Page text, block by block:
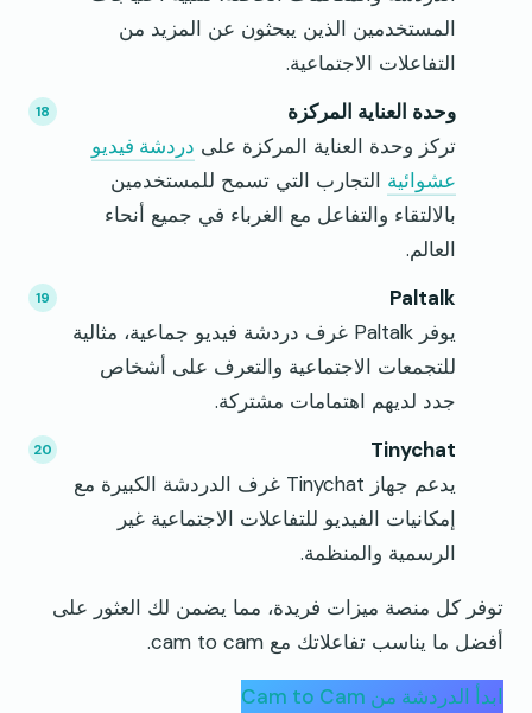
المستخدمين الذين يبحثون عن المزيد من
التفاعلات الاجتماعية.
وحدة العناية المركزة
تركز وحدة العناية المركزة على دردشة فيديو
عشوائية التجارب التي تسمح للمستخدمين
بالالتقاء والتفاعل مع الغرباء في جميع أنحاء
العالم.
Paltalk
يوفر Paltalk غرف دردشة فيديو جماعية، مثالية
للتجمعات الاجتماعية والتعرف على أشخاص
جدد لديهم اهتمامات مشتركة.
Tinychat
يدعم جهاز Tinychat غرف الدردشة الكبيرة مع
إمكانيات الفيديو للتفاعلات الاجتماعية غير
الرسمية والمنظمة.
توفر كل منصة ميزات فريدة، مما يضمن لك العثور على
أفضل ما يناسب تفاعلاتك مع cam to cam.
ابدأ الدردشة من Cam to Cam